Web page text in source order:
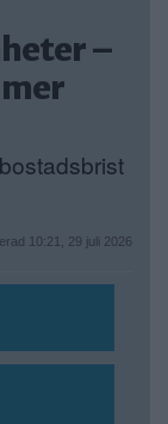
–
10:21, 29 juli 2026